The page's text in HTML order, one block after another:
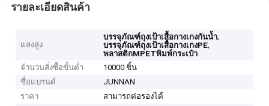
รายละเอียดสินค้า
แสงสูง
บรรจุภัณฑ์ถุงเป้าเสื้อกางเกงกันน้ำ,
บรรจุภัณฑ์ถุงเป้าเสื้อกางเกงPE,
พลาสติกMPETพิมพ์กระเป๋า
จำนวนสั่งซื้อขั้นต่ำ
10000 ชิ้น
ชื่อแบรนด์
JUNNAN
ราคา
สามารถต่อรองได้